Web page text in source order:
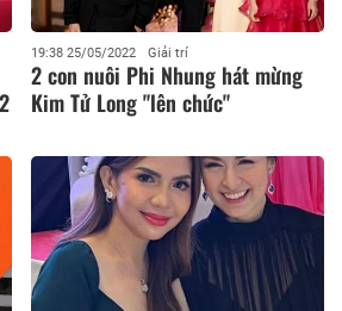
19:38 25/05/2022 Giải trí
2 con nuôi Phi Nhung hát mừng
Kim Tử Long "lên chức"